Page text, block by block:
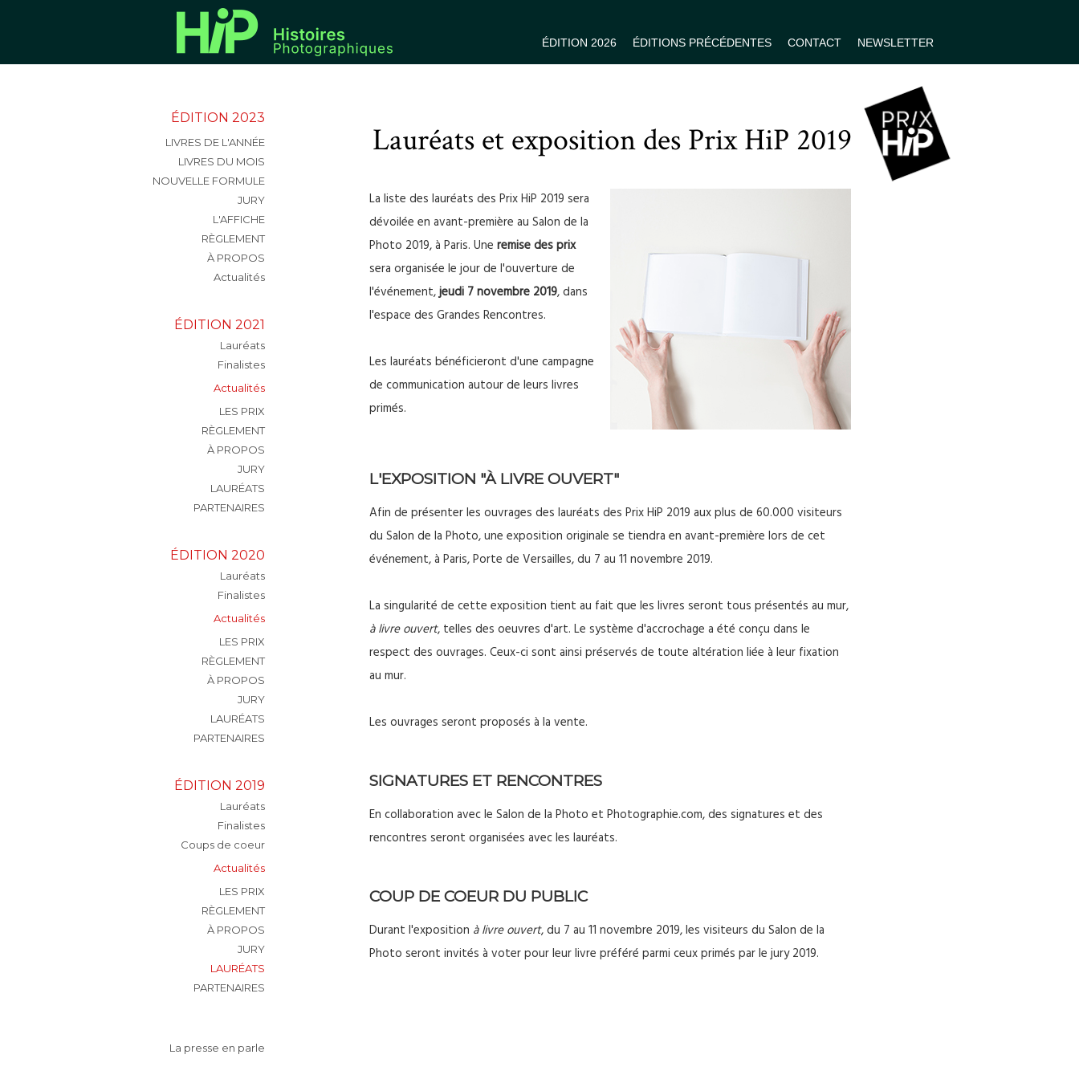
ÉDITION 2026 ÉDITIONS PRÉCÉDENTES CONTACT NEWSLETTER
ÉDITION 2023
LIVRES DE L'ANNÉE
LIVRES DU MOIS
NOUVELLE FORMULE
JURY
L'AFFICHE
RÈGLEMENT
À PROPOS
Actualités
ÉDITION 2021
Lauréats
Finalistes
Actualités
LES PRIX
RÈGLEMENT
À PROPOS
JURY
LAURÉATS
PARTENAIRES
ÉDITION 2020
Lauréats
Finalistes
Actualités
LES PRIX
RÈGLEMENT
À PROPOS
JURY
LAURÉATS
PARTENAIRES
ÉDITION 2019
Lauréats
Finalistes
Coups de coeur
Actualités
LES PRIX
RÈGLEMENT
À PROPOS
JURY
LAURÉATS
PARTENAIRES
La presse en parle
Lauréats et exposition des Prix HiP 2019
La liste des lauréats des Prix HiP 2019 sera
dévoilée en avant-première au Salon de la
Photo 2019, à Paris. Uneremise des prix
sera organisée le jour de l'ouverture de
l'événement,jeudi 7 novembre 2019, dans
l'espace des Grandes Rencontres.
Les lauréats bénéficieront d'une campagne
de communication autour de leurs livres
primés.
L'EXPOSITION "À LIVRE OUVERT"
Afin de présenter les ouvrages des lauréats des Prix HiP 2019 aux plus de 60.000 visiteurs
du Salon de la Photo, une exposition originale se tiendra en avant-première lors de cet
événement, à Paris, Porte de Versailles, du 7 au 11 novembre 2019.
La singularité de cette exposition tient au fait que les livres seront tous présentés au mur,
à livre ouvert, telles des oeuvres d'art. Le système d'accrochage a été conçu dans le
respect des ouvrages. Ceux-ci sont ainsi préservés de toute altération liée à leur fixation
au mur.
Les ouvrages seront proposés à la vente.
SIGNATURES ET RENCONTRES
En collaboration avec le Salon de la Photo et Photographie.com, des signatures et des
rencontres seront organisées avec les lauréats.
COUP DE COEUR DU PUBLIC
Durant l'exposition à livre ouvert, du 7 au 11 novembre 2019, les visiteurs du Salon de la
Photo seront invités à voter pour leur livre préféré parmi ceux primés par le jury 2019.